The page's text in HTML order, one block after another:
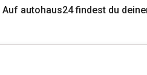
autohaus24 findest du